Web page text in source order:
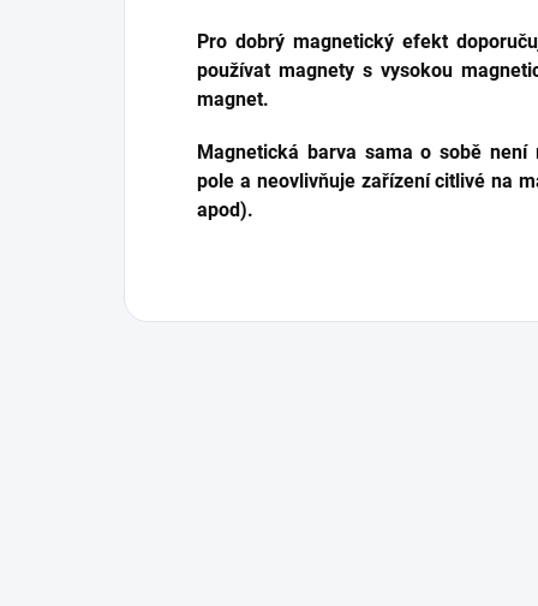
Pro dobrý magnetický efekt
používat magnety s vysokou
magnet.
Magnetická barva sama o sobě
pole a neovlivňuje zařízení citlivé na
apod).